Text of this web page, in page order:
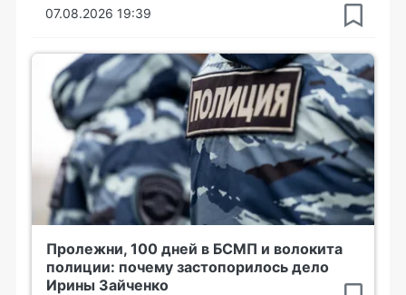
07.08.2026 19:39
Пролежни, 100 дней в БСМП и волокита
полиции: почему застопорилось дело
Ирины Зайченко